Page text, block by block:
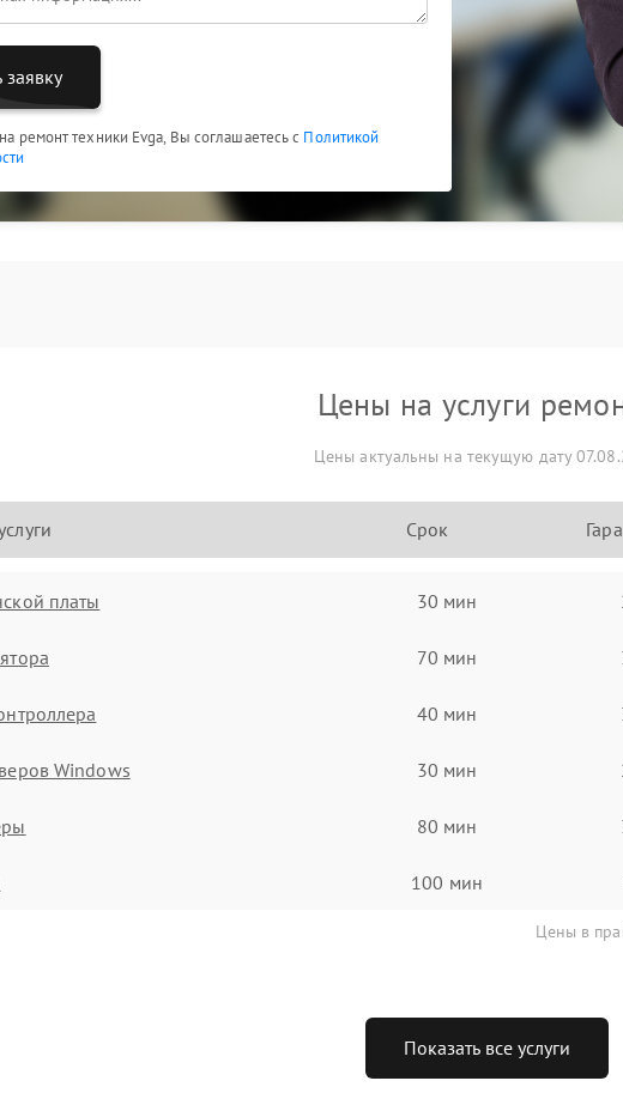
помощь специалистов с опытом работы с техникой Evga;
комплектующих и сертифицированных аналогов;
сроков ремонта;
на выполненные работы;
без скрытых платежей.
заявку
ремонт техники Evga, Вы соглашаетесь с Политикой
Цены на услуги
Цены актуальны на текущую дату
Срок
платы 30 мин
70 мин
40 мин
Windows 30 мин
80 мин
100 мин
Цены в
Показать все услуги